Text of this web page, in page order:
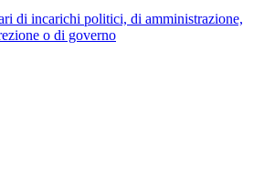
di incarichi politici, di amministrazione,
o di governo